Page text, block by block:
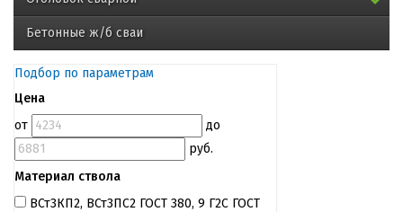
Бетонные ж/б сваи
Подбор по параметрам
Цена
от
до
руб.
Материал ствола
ВСт3КП2, ВСт3ПС2 ГОСТ 380, 9 Г2С ГОСТ